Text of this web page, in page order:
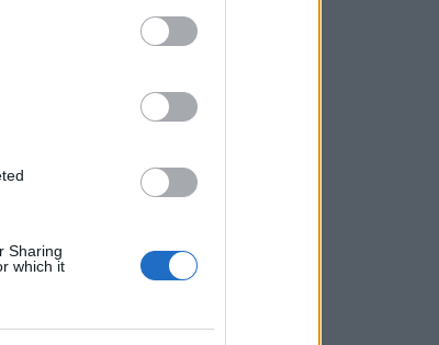
Sharing
which it
Οπλισμένα τουρκικά F-16
πραγματοποίησαν 10 παραβάσεις και
Ο Ζελένσκι θα επισκεφθεί τη Σερβία
για πρώτη φορά από την έναρξη του
Ξεκινούν τα δοκιμαστικά δρομολόγια
της επέκτασης του Μετρό
Ο ΟΤΕ στους δείκτες FTSE4Good για
18η συνεχόμενη χρονιά
δολαρίων για τη DeepSeek